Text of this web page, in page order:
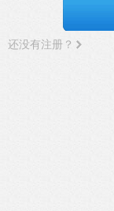
还没有注册？